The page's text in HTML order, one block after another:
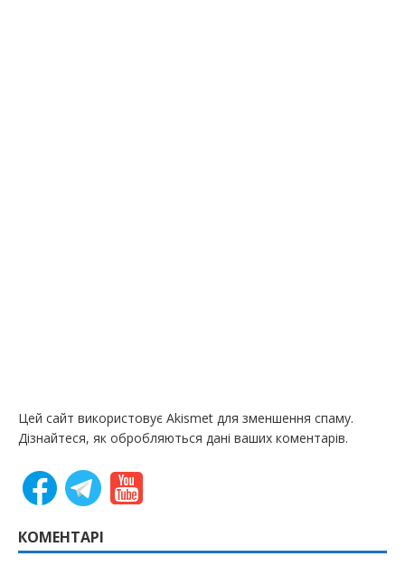
Цей сайт використовує Akismet для зменшення спаму.
Дізнайтеся, як обробляються дані ваших коментарів.
КОМЕНТАРІ